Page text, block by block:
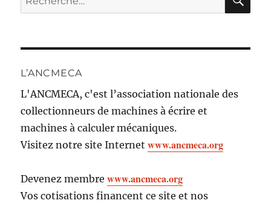
pour :
L’ANCMECA
L'ANCMECA, c'est l’association nationale des
collectionneurs de machines à écrire et
machines à calculer mécaniques.
Visitez notre site Internetwww.ancmeca.org
Devenez membrewww.ancmeca.org
Vos cotisations financent ce site et nos